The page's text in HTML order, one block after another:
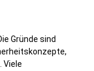
Gründe sind
Viele